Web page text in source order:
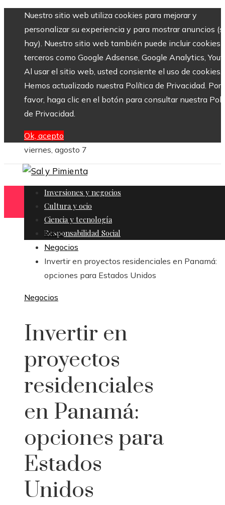
Nuestro sitio web utiliza cookies para mejorar y
personalizar su experiencia y para mostrar anuncios
hay). Nuestro sitio web también puede incluir cookies
terceros como Google Adsense, Google Analytics,
Al usar el sitio web, usted consiente el uso de cookies.
Hemos actualizado nuestra Política de Privacidad. Por
favor, haga clic en el botón para consultar nuestra
de Privacidad.
Ok, acepto
viernes, agosto 7
Inversiones y negocios
Cultura y ocio
Ciencia y tecnología
Responsabilidad Social
Inicio
Negocios
Invertir en proyectos residenciales en Panamá:
opciones para Estados Unidos
Negocios
Invertir en
proyectos
residenciales
en Panamá:
opciones para
Estados
Unidos